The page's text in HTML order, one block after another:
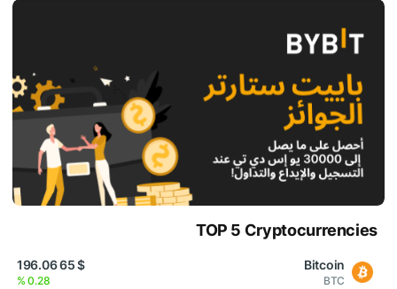
TOP 5 Cryptocurrencies
Bitcoin
BTC
$ 65 196.06
0.28 %